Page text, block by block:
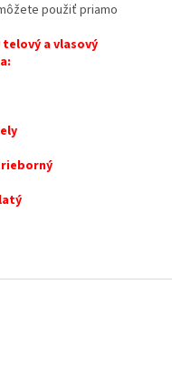
použiť priamo
telový a vlasový